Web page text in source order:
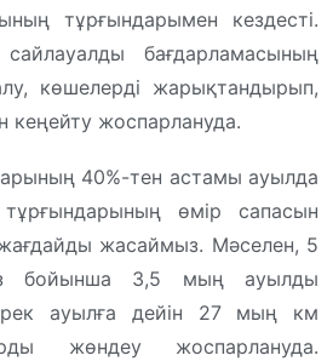
тұрғындарымен кездесті.
бағдарламасының
көшелерді жарықтандырып,
кеңейту жоспарлануда.
40%-тен астамы ауылда
өмір сапасын
жасаймыз. Мәселен, 5
бойынша 3,5 мың ауылды
ауылға дейін 27 мың км
жөндеу жоспарлануда.